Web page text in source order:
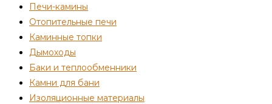
Печи-камины
Отопительные печи
Каминные топки
Дымоходы
Баки и теплообменники
Камни для бани
Изоляционные материалы